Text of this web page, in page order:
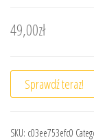
49,00zł
Sprawdź teraz!
SKU: c03ee753efc0